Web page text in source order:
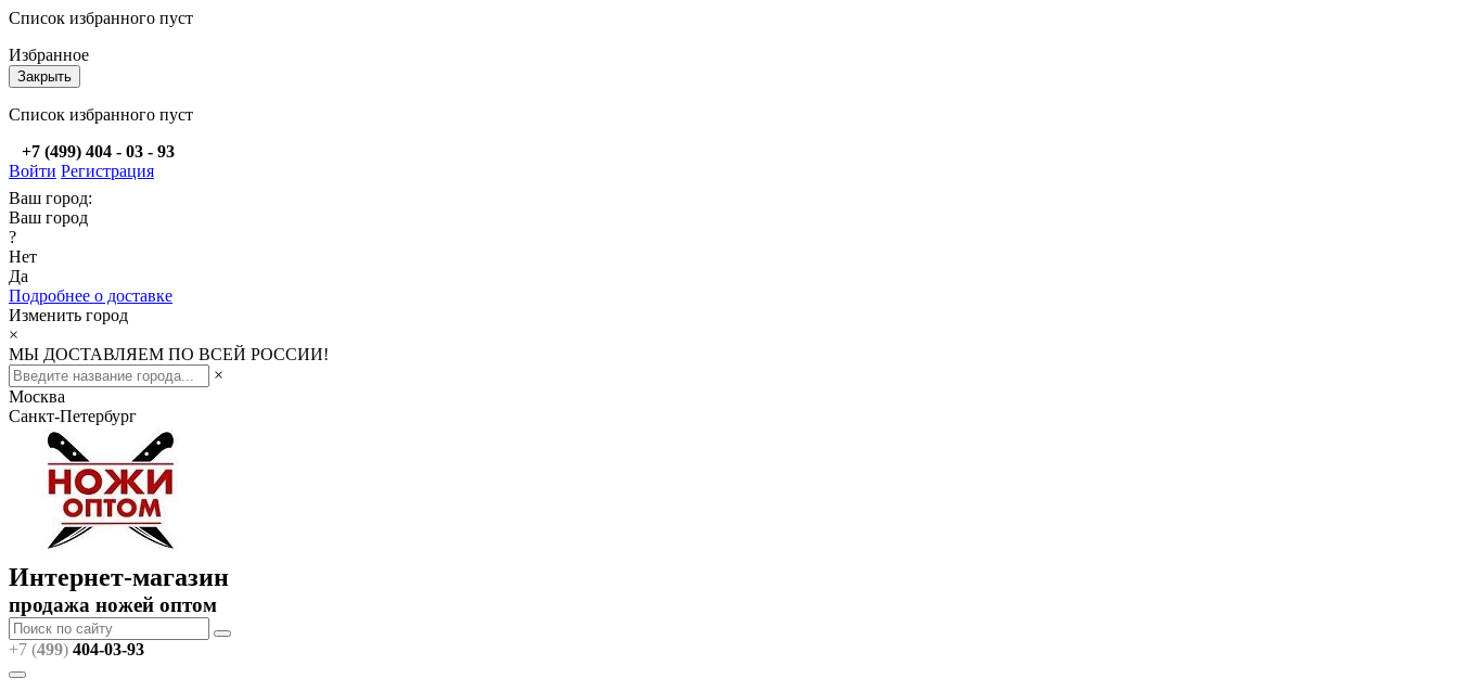
Список избранного пуст
Избранное
Закрыть
Список избранного пуст
+7 (499) 404 - 03 - 93
Войти Регистрация
Ваш город:
Ваш город
?
Нет
Да
Подробнее о доставке
Изменить город
×
МЫ ДОСТАВЛЯЕМ ПО ВСЕЙ РОССИИ!
×
Москва
Санкт-Петербург
Интернет-магазин
продажа ножей оптом
+7 (499) 404-03-93